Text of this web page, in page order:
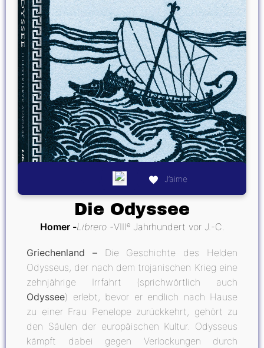
J’aime
Die Odyssee
Homer Librero VIIIᵉ Jahrhundert vor J.-C.
Griechenland –Die Geschichte des Helden
Odysseus, der nach dem trojanischen Krieg eine
zehnjährige Irrfahrt (sprichwörtlich auch
Odyssee) erlebt, bevor er endlich nach Hause
zu einer Frau Penelope zurückkehrt, gehört zu
den Säulen der europäischen Kultur. Odysseus
kämpft dabei gegen Verlockungen durch